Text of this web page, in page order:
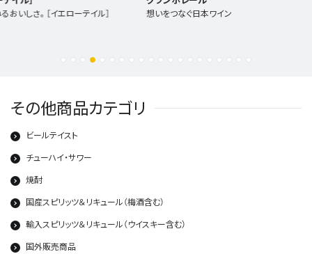
テイル］ 想いをつなぐ日本ワイン
その他商品カテゴリ
ビールテイスト
チューハイ・サワー
焼酎
国産スピリッツ＆リキュール（梅酒含む）
輸入スピリッツ＆リキュール（ウイスキー含む）
国外販売商品